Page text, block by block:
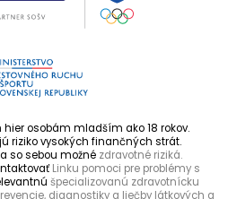
osobám mladším ako 18 rokov.
riziko vysokých finančných strát.
so sebou možné zdravotné riziká.
Linku pomoci pre problémy s
špecializovanú zdravotnícku
diagnostiky a liečby látkových a